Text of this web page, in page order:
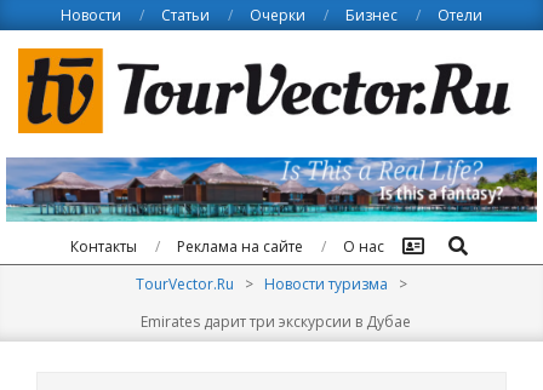
content
Новости Статьи Очерки Бизнес Отели
Контакты Реклама на сайте О нас Поиск
TourVector.Ru > Новости туризма
>
Emirates дарит три экскурсии в Дубае